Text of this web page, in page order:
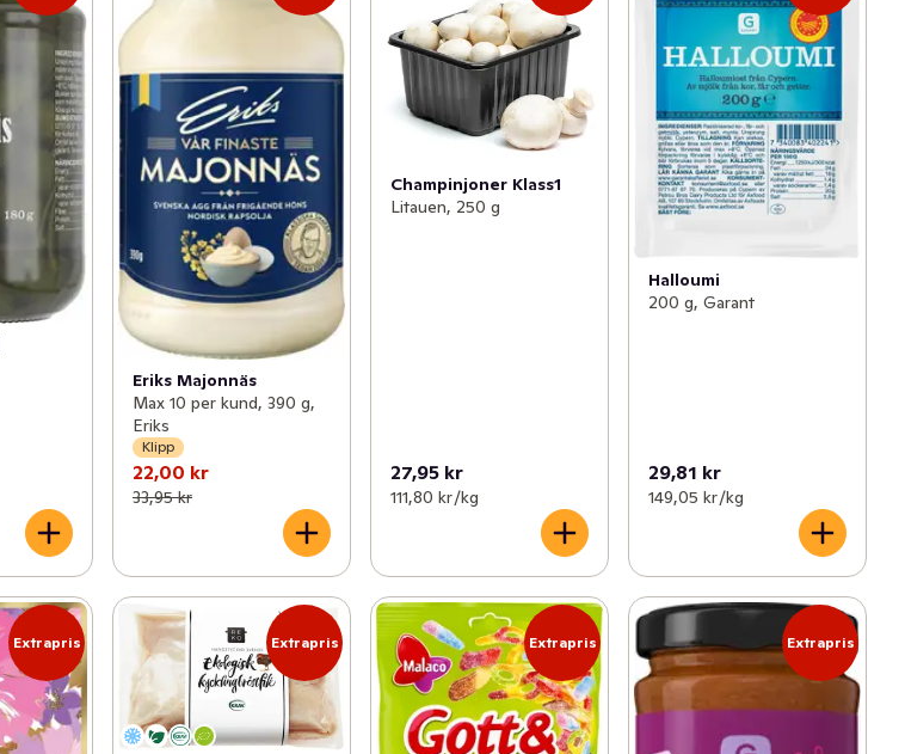
Eriks Majonnäs
Max 10 per kund, 390 g,
Eriks
Klipp
22,00 kr
33,95 kr
Champinjoner Klass1
Litauen, 250 g
27,95 kr
111,80 kr /kg
Halloumi
200 g, Garant
29,81 kr
149,05 kr /kg
Extrapris Extrapris Extrapris Extrapris